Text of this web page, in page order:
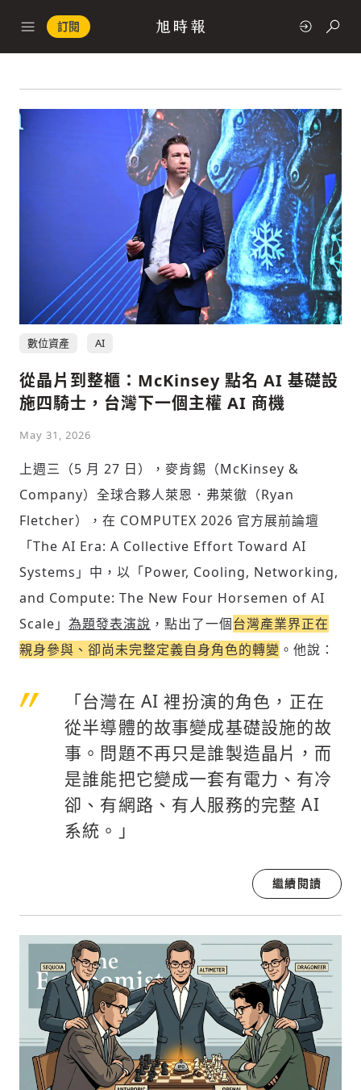
訂閱
經濟
科技
數位資產 AI
從晶片到整櫃：McKinsey 點名 AI 基礎設
施四騎士，台灣下一個主權 AI 商機
May 31, 2026
上週三（5 月 27 日），麥肯錫（McKinsey &
Company）全球合夥人萊恩．弗萊徹（Ryan
Fletcher），在 COMPUTEX 2026 官方展前論壇
「The AI Era: A Collective Effort Toward AI
Systems」中，以「Power, Cooling, Networking,
and Compute: The New Four Horsemen of AI
Scale」 為題發表演說 ，點出了一個台灣產業界正在
親身參與、卻尚未完整定義自身角色的轉變 。他說：
「台灣在 AI 裡扮演的角色，正在
從半導體的故事變成基礎設施的故
事。問題不再只是誰製造晶片，而
是誰能把它變成一套有電力、有冷
卻、有網路、有人服務的完整 AI
系統。」
繼續閱讀